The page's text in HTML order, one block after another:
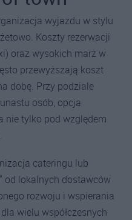
wyjazdu w stylu
Koszty rezerwacji
oraz wysokich marż w
przewyższają koszt
dobę. Przy podziale
osób, opcja
nie tylko pod względem
cateringu lub
od lokalnych dostawców
rozwoju i wspierania
wielu współczesnych